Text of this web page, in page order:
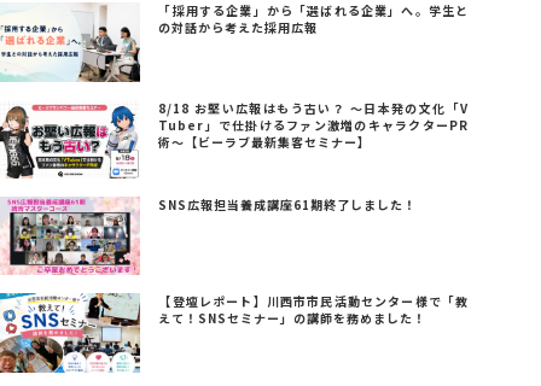
「採用する企業」から「選ばれる企業」へ。学生と
の対話から考えた採用広報
8/18 お堅い広報はもう古い？ ～日本発の文化「V
Tuber」で仕掛けるファン激増のキャラクターPR
術～【ビーラブ最新集客セミナー】
SNS広報担当養成講座61期終了しました！
【登壇レポート】川西市市民活動センター様で「教
えて！SNSセミナー」の講師を務めました！